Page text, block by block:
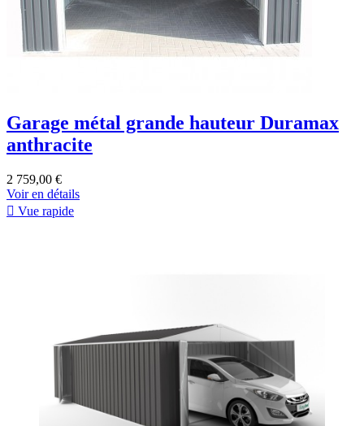
Garage métal grande hauteur Duramax
anthracite
2 759,00 €
Voir en détails
 Vue rapide